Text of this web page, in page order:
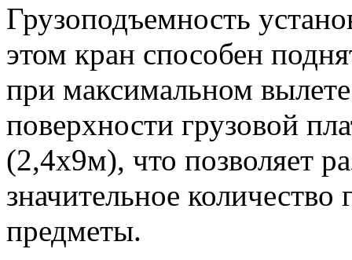
Грузоподъемность
этом кран способен
при максимальном
поверхности грузовой
(2,4х9м), что позволяет
значительное
предметы.